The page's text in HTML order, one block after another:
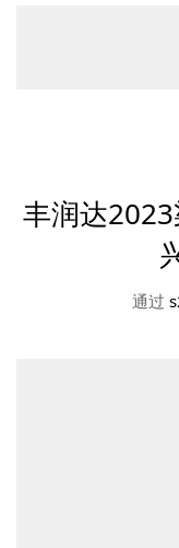
丰润达
通过